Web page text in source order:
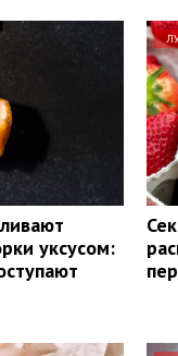
уксусом: